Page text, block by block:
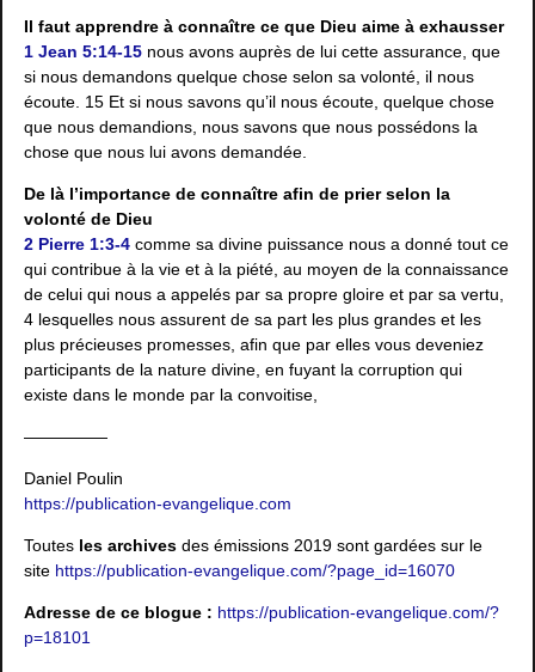
Il faut apprendre à connaître ce que Dieu aime à exhausser
1 Jean 5:14-15 nous avons auprès de lui cette assurance, que
si nous demandons quelque chose selon sa volonté, il nous
écoute. 15 Et si nous savons qu’il nous écoute, quelque chose
que nous demandions, nous savons que nous possédons la
chose que nous lui avons demandée.
De là l’importance de connaître afin de prier selon la
volonté de Dieu
2 Pierre 1:3-4 comme sa divine puissance nous a donné tout ce
qui contribue à la vie et à la piété, au moyen de la connaissance
de celui qui nous a appelés par sa propre gloire et par sa vertu,
4 lesquelles nous assurent de sa part les plus grandes et les
plus précieuses promesses, afin que par elles vous deveniez
participants de la nature divine, en fuyant la corruption qui
existe dans le monde par la convoitise,
—————
Daniel Poulin
https://publication-evangelique.com
Toutes les archives des émissions 2019 sont gardées sur le
site https://publication-evangelique.com/?page_id=16070
Adresse de ce blogue : https://publication-evangelique.com/?
p=18101